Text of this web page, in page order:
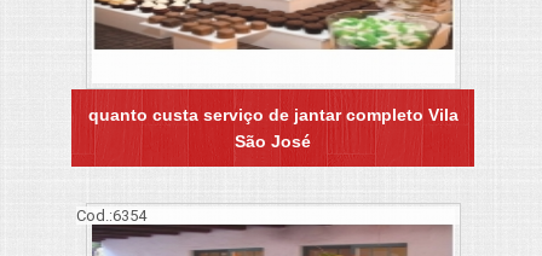
quanto custa serviço de jantar completo Vila
São José
Cod.:6354